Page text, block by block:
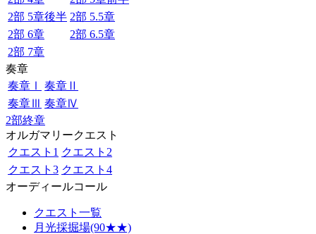
2部 5章後半 2部 5.5章
2部 6章
2部 6.5章
2部 7章
奏章
奏章Ⅰ
奏章Ⅱ
奏章Ⅲ 奏章Ⅳ
2部終章
オルガマリークエスト
クエスト1 クエスト2
クエスト3 クエスト4
オーディールコール
クエスト一覧
月光採掘場(90★★)